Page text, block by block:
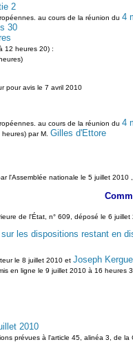
2
au cours de la réunion du 4
30
12 heures 20) :
pour avis le 7 avril 2010
au cours de la réunion du 4
par M. Gilles d'Ettore
l'Assemblée nationale le 5 juillet 2010 ,
de l'État, n° 609, déposé le 6 juillet
les dispositions restant en
le 8 juillet 2010 et Joseph
en ligne le 9 juillet 2010 à 16 heures
2010
prévues à l'article 45, alinéa 3, de